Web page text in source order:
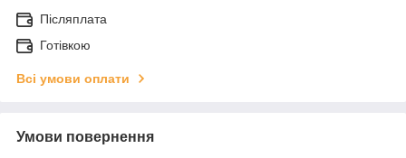
Післяплата
Готівкою
Всі умови оплати
Умови повернення